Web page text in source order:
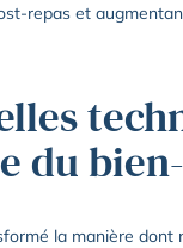
repas et
du
la manière dont